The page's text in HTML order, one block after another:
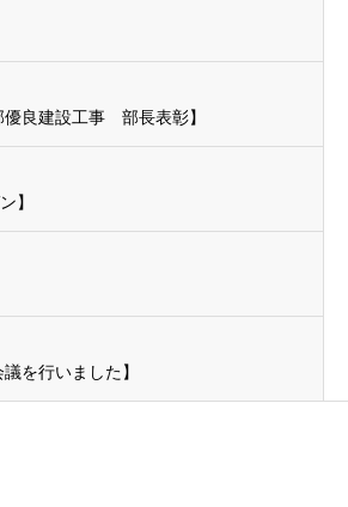
優良建設工事 部長表彰】
】
を行いました】